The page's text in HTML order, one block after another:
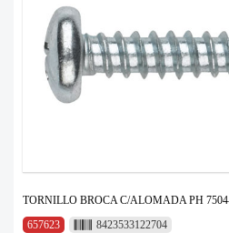
TORNILLO BROCA C/ALOMADA PH
657623
8423533122704